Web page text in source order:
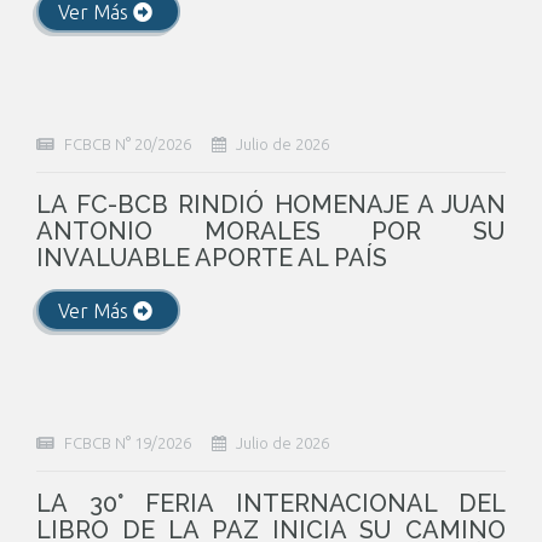
Ver Más
FCBCB N° 20/2026 Julio de 2026
LA FC-BCB RINDIÓ HOMENAJE A JUAN
ANTONIO MORALES POR SU
INVALUABLE APORTE AL PAÍS
Ver Más
FCBCB N° 19/2026 Julio de 2026
LA 30° FERIA INTERNACIONAL DEL
LIBRO DE LA PAZ INICIA SU CAMINO